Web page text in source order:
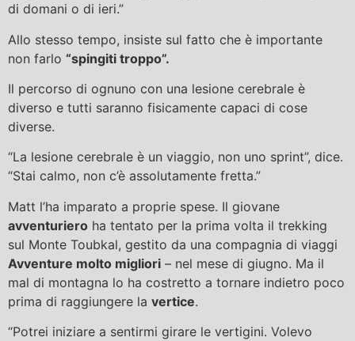
di domani o di ieri.”
Allo stesso tempo, insiste sul fatto che è importante
non farlo “spingiti troppo”.
Il percorso di ognuno con una lesione cerebrale è
diverso e tutti saranno fisicamente capaci di cose
diverse.
“La lesione cerebrale è un viaggio, non uno sprint”, dice.
“Stai calmo, non c’è assolutamente fretta.”
Matt l’ha imparato a proprie spese. Il giovane
avventuriero ha tentato per la prima volta il trekking
sul Monte Toubkal, gestito da una compagnia di viaggi
Avventure molto migliori – nel mese di giugno. Ma il
mal di montagna lo ha costretto a tornare indietro poco
prima di raggiungere la vertice.
“Potrei iniziare a sentirmi girare le vertigini. Volevo